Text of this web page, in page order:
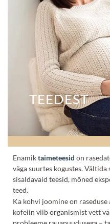
TEEDEST
Enamiktaimeteesid on
väga suurtes kogustes.
sisaldavaid teesid, mõned
teed.
Ka kohvi joomine on
kofeiin viib organismist vett